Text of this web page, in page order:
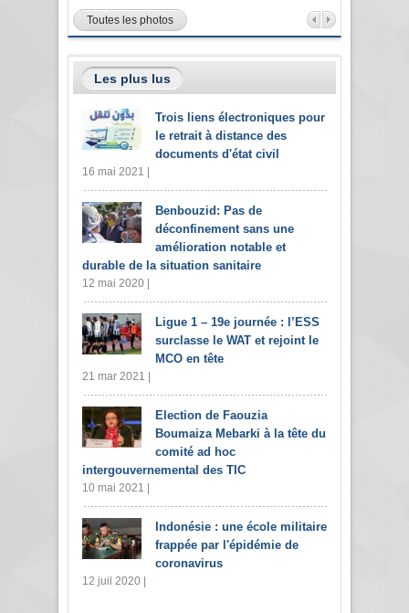
Toutes les photos
Les plus lus
Trois liens électroniques pour
le retrait à distance des
documents d'état civil
16 mai 2021 |
Benbouzid: Pas de
déconfinement sans une
amélioration notable et
durable de la situation sanitaire
12 mai 2020 |
Ligue 1 – 19e journée : l’ESS
surclasse le WAT et rejoint le
MCO en tête
21 mar 2021 |
Election de Faouzia
Boumaiza Mebarki à la tête du
comité ad hoc
intergouvernemental des TIC
10 mai 2021 |
Indonésie : une école militaire
frappée par l'épidémie de
coronavirus
12 juil 2020 |